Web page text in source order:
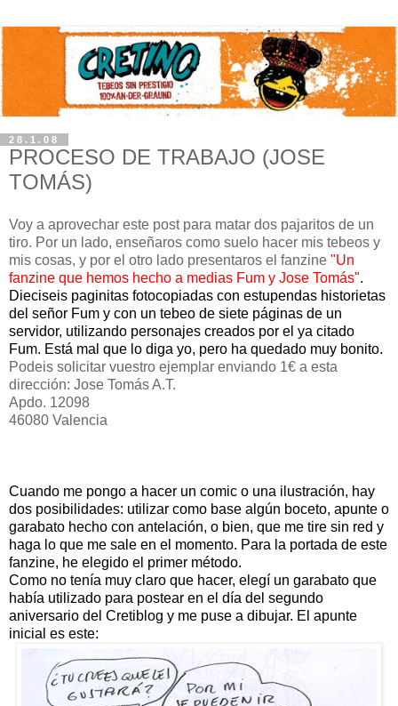
28.1.08
PROCESO DE TRABAJO (JOSE
TOMÁS)
Voy a aprovechar este post para matar dos pajaritos de un
tiro. Por un lado, enseñaros como suelo hacer mis tebeos y
mis cosas, y por el otro lado presentaros el fanzine "Un
fanzine que hemos hecho a medias Fum y Jose Tomás".
Dieciseis paginitas fotocopiadas con estupendas historietas
del señor Fum y con un tebeo de siete páginas de un
servidor, utilizando personajes creados por el ya citado
Fum. Está mal que lo diga yo, pero ha quedado muy bonito.
Podeis solicitar vuestro ejemplar enviando 1€ a esta
dirección: Jose Tomás A.T.
Apdo. 12098
46080 Valencia
Cuando me pongo a hacer un comic o una ilustración, hay
dos posibilidades: utilizar como base algún boceto, apunte o
garabato hecho con antelación, o bien, que me tire sin red y
haga lo que me sale en el momento. Para la portada de este
fanzine, he elegido el primer método.
Como no tenía muy claro que hacer, elegí un garabato que
había utilizado para postear en el día del segundo
aniversario del Cretiblog y me puse a dibujar. El apunte
inicial es este: